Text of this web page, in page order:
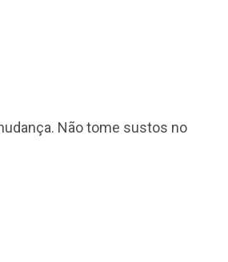
Não tome sustos no